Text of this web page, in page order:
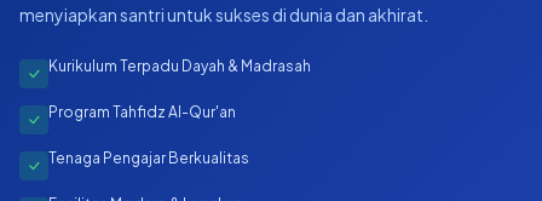
menyiapkan santri untuk sukses di dunia dan akhirat.
Kurikulum Terpadu Dayah & Madrasah
Program Tahfidz Al-Qur'an
Tenaga Pengajar Berkualitas